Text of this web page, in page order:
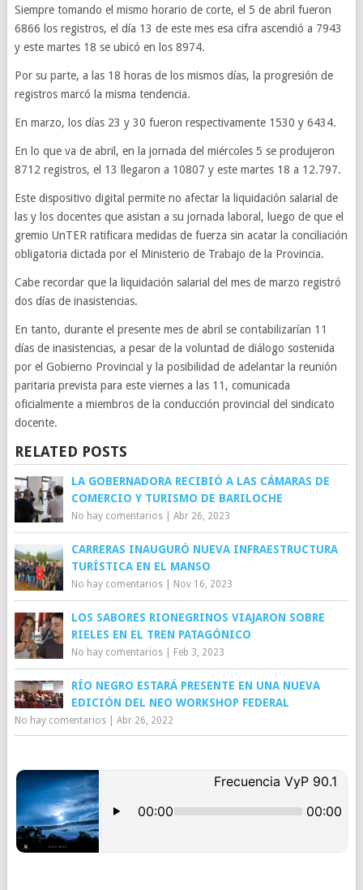
Siempre tomando el mismo horario de corte, el 5 de abril fueron
6866 los registros, el día 13 de este mes esa cifra ascendió a 7943
y este martes 18 se ubicó en los 8974.
Por su parte, a las 18 horas de los mismos días, la progresión de
registros marcó la misma tendencia.
En marzo, los días 23 y 30 fueron respectivamente 1530 y 6434.
En lo que va de abril, en la jornada del miércoles 5 se produjeron
8712 registros, el 13 llegaron a 10807 y este martes 18 a 12.797.
Este dispositivo digital permite no afectar la liquidación salarial de
las y los docentes que asistan a su jornada laboral, luego de que el
gremio UnTER ratificara medidas de fuerza sin acatar la conciliación
obligatoria dictada por el Ministerio de Trabajo de la Provincia.
Cabe recordar que la liquidación salarial del mes de marzo registró
dos días de inasistencias.
En tanto, durante el presente mes de abril se contabilizarían 11
días de inasistencias, a pesar de la voluntad de diálogo sostenida
por el Gobierno Provincial y la posibilidad de adelantar la reunión
paritaria prevista para este viernes a las 11, comunicada
oficialmente a miembros de la conducción provincial del sindicato
docente.
RELATED POSTS
LA GOBERNADORA RECIBIÓ A LAS CÁMARAS DE
COMERCIO Y TURISMO DE BARILOCHE
No hay comentarios| Abr 26, 2023
CARRERAS INAUGURÓ NUEVA INFRAESTRUCTURA
TURÍSTICA EN EL MANSO
No hay comentarios| Nov 16, 2023
LOS SABORES RIONEGRINOS VIAJARON SOBRE
RIELES EN EL TREN PATAGÓNICO
No hay comentarios| Feb 3, 2023
RÍO NEGRO ESTARÁ PRESENTE EN UNA NUEVA
EDICIÓN DEL NEO WORKSHOP FEDERAL
No hay comentarios| Abr 26, 2022